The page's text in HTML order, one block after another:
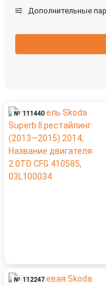
Дополнительные
№ 111440
№ 112247